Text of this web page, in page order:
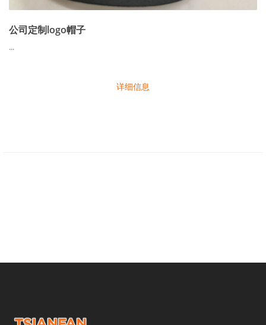
公司定制logo帽子
...
详细信息